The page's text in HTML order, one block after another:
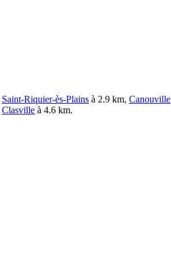
Saint-Riquier-ès-Plains à 2.9 km, Canouville
Clasville à 4.6 km.